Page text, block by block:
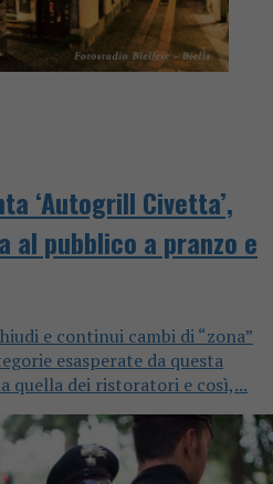
‘Autogrill Civetta’,
al pubblico a pranzo e
e continui cambi di “zona”
esasperate da questa
quella dei ristoratori e così,...